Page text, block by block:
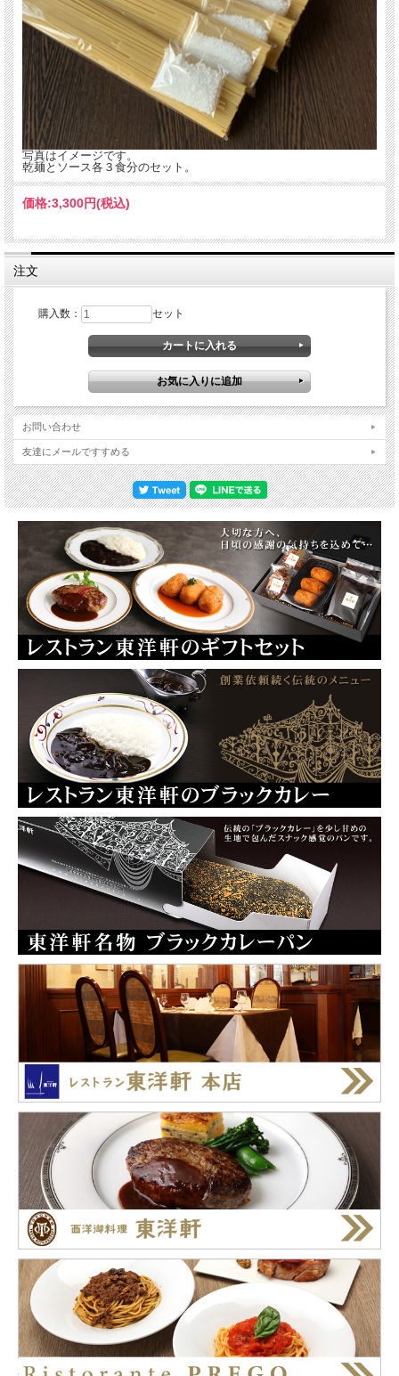
写真はイメージです。
乾麺とソース各３食分のセット。
価格:3,300円(税込)
注文
購入数： セット
お問い合わせ
友達にメールですすめる